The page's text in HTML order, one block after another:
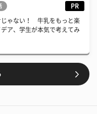
PR
じゃない！ 牛乳をもっと楽
デア、学生が本気で考えてみ